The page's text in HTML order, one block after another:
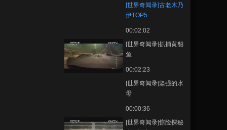
[世界奇闻录]古老木乃
伊TOP5
00:02:02
[世界奇闻录]抓捕黄貂
鱼
00:02:23
[世界奇闻录]坚强的水
母
00:00:36
[世界奇闻录]惊险探秘